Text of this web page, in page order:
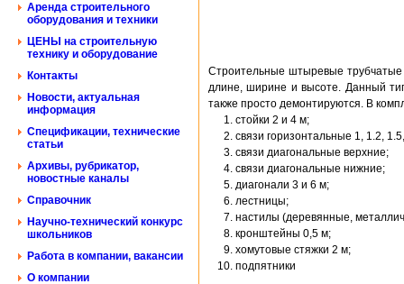
Аренда строительного
оборудования и техники
ЦЕНЫ на строительную
технику и оборудование
Контакты
Новости, актуальная
информация
Спецификации, технические
статьи
Архивы, рубрикатор,
новостные каналы
Справочник
Научно-технический конкурс
школьников
Работа в компании, вакансии
О компании
Строительные штыревые трубчатые
длине, ширине и высоте. Данный
также просто демонтируются. В
стойки 2 и 4 м;
связи горизонтальные 1, 1.2,
связи диагональные верхние;
связи диагональные нижние;
диагонали 3 и 6 м;
лестницы;
настилы (деревянные,
кронштейны 0,5 м;
хомутовые стяжки 2 м;
подпятники